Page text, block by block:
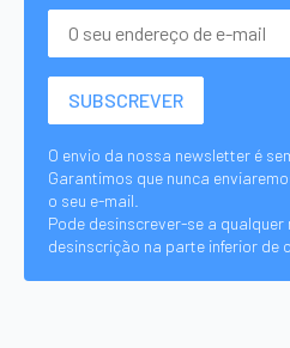
O envio da nossa newsletter é
Garantimos que nunca
o seu e-mail.
Pode desinscrever-se a
desinscrição na parte inferior de